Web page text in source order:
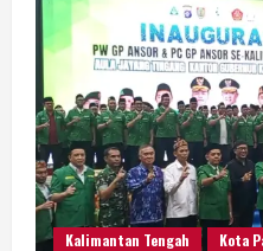
Kalimantan Tengah
Kota